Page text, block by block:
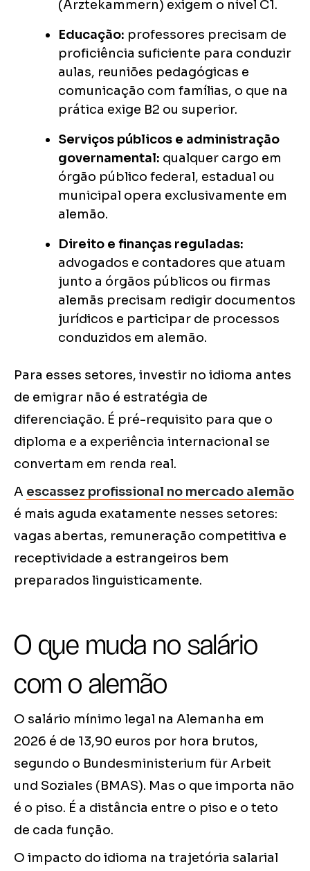
(Ärztekammern) exigem o nível C1.
Educação: professores precisam de
proficiência suficiente para conduzir
aulas, reuniões pedagógicas e
comunicação com famílias, o que na
prática exige B2 ou superior.
Serviços públicos e administração
governamental: qualquer cargo em
órgão público federal, estadual ou
municipal opera exclusivamente em
alemão.
Direito e finanças reguladas:
advogados e contadores que atuam
junto a órgãos públicos ou firmas
alemãs precisam redigir documentos
jurídicos e participar de processos
conduzidos em alemão.
Para esses setores, investir no idioma antes
de emigrar não é estratégia de
diferenciação. É pré-requisito para que o
diploma e a experiência internacional se
convertam em renda real.
A escassez profissional no mercado alemão
é mais aguda exatamente nesses setores:
vagas abertas, remuneração competitiva e
receptividade a estrangeiros bem
preparados linguisticamente.
O que muda no salário
com o alemão
O salário mínimo legal na Alemanha em
2026 é de 13,90 euros por hora brutos,
segundo o Bundesministerium für Arbeit
und Soziales (BMAS). Mas o que importa não
é o piso. É a distância entre o piso e o teto
de cada função.
O impacto do idioma na trajetória salarial